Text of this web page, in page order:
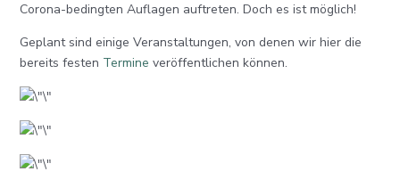
Corona-bedingten Auflagen auftreten. Doch es ist möglich!
Geplant sind einige Veranstaltungen, von denen wir hier die
bereits festen Termine veröffentlichen können.